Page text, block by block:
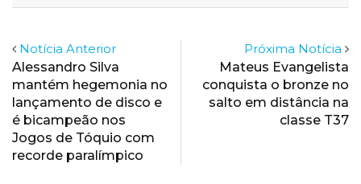
Notícia Anterior
Alessandro Silva
mantém hegemonia no
lançamento de disco e
é bicampeão nos
Jogos de Tóquio com
recorde paralímpico
Próxima Notícia
Mateus Evangelista
conquista o bronze no
salto em distância na
classe T37